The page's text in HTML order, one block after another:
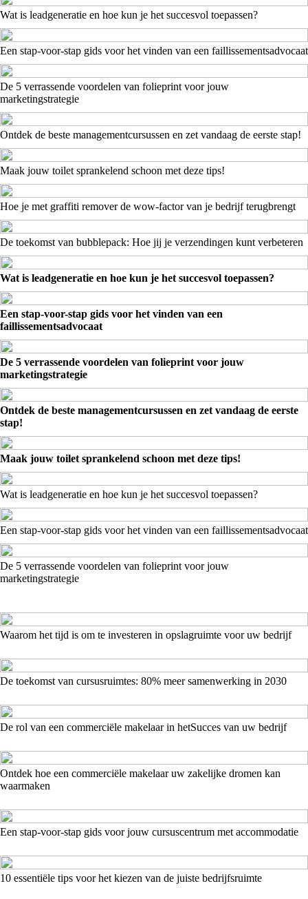
Wat is leadgeneratie en hoe kun je het succesvol toepassen?
Een stap-voor-stap gids voor het vinden van een faillissementsadvocaat
De 5 verrassende voordelen van folieprint voor jouw
marketingstrategie
Ontdek de beste managementcursussen en zet vandaag de eerste stap!
Maak jouw toilet sprankelend schoon met deze tips!
Hoe je met graffiti remover de wow-factor van je bedrijf terugbrengt
De toekomst van bubblepack: Hoe jij je verzendingen kunt verbeteren
Wat is leadgeneratie en hoe kun je het succesvol toepassen?
Een stap-voor-stap gids voor het vinden van een
faillissementsadvocaat
De 5 verrassende voordelen van folieprint voor jouw
marketingstrategie
Ontdek de beste managementcursussen en zet vandaag de eerste
stap!
Maak jouw toilet sprankelend schoon met deze tips!
Wat is leadgeneratie en hoe kun je het succesvol toepassen?
Een stap-voor-stap gids voor het vinden van een faillissementsadvocaat
De 5 verrassende voordelen van folieprint voor jouw
marketingstrategie
Waarom het tijd is om te investeren in opslagruimte voor uw bedrijf
De toekomst van cursusruimtes: 80% meer samenwerking in 2030
De rol van een commerciële makelaar in hetSucces van uw bedrijf
Ontdek hoe een commerciële makelaar uw zakelijke dromen kan
waarmaken
Een stap-voor-stap gids voor jouw cursuscentrum met accommodatie
10 essentiële tips voor het kiezen van de juiste bedrijfsruimte